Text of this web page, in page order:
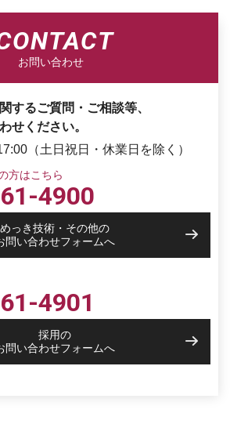
お問い合わせ
するご質問・ご相談等、
せください。
（土日祝日・休業日を除く）
方はこちら
4900
めっき技術・その他の
問い合わせフォームへ
4901
採用の
問い合わせフォームへ